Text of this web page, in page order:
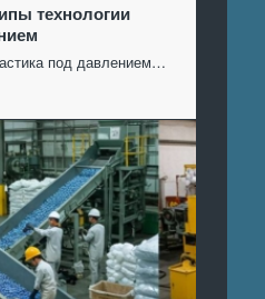
технологии
под давлением…